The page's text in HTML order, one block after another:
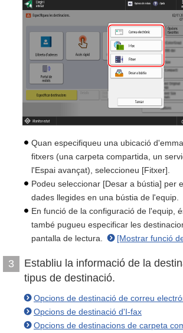
Quan especifiqueu una ubicació
fitxers (una carpeta compartida, un
l'Espai avançat), seleccioneu [Fitxer].
Podeu seleccionar [Desar a bústia] per
dades llegides en una bústia de l'equip.
En funció de la configuració de l'equip,
també pugueu especificar les
pantalla de lectura.
[Mostrar funció
3
Establiu la informació de la
tipus de destinació.
Opcions de destinació de correu
Opcions de destinació d'I-fax
Opcions de destinacions de carpeta